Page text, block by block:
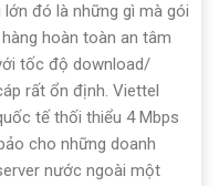
đó là những gì mà gói
hoàn toàn an tâm
tốc độ download/
rất ổn định. Viettel
tế thối thiểu 4 Mbps
cho những doanh
nước ngoài một